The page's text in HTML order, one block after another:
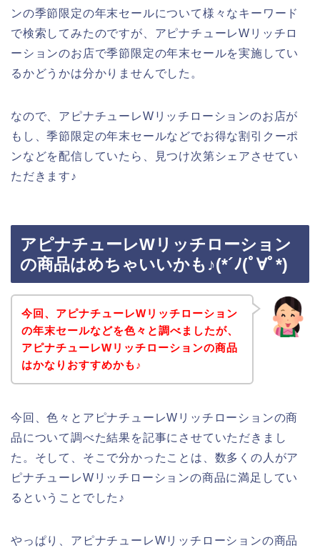
ンの季節限定の年末セールについて様々なキーワード
で検索してみたのですが、アピナチューレWリッチロ
ーションのお店で季節限定の年末セールを実施してい
るかどうかは分かりませんでした。
なので、アピナチューレWリッチローションのお店が
もし、季節限定の年末セールなどでお得な割引クーポ
ンなどを配信していたら、見つけ次第シェアさせてい
ただきます♪
アピナチューレWリッチローション
の商品はめちゃいいかも♪(*´ﾉ(ﾟ∀ﾟ*)
今回、アピナチューレWリッチローション
の年末セールなどを色々と調べましたが、
アピナチューレWリッチローションの商品
はかなりおすすめかも♪
今回、色々とアピナチューレWリッチローションの商
品について調べた結果を記事にさせていただきまし
た。そして、そこで分かったことは、数多くの人がア
ピナチューレWリッチローションの商品に満足してい
るということでした♪
やっぱり、アピナチューレWリッチローションの商品